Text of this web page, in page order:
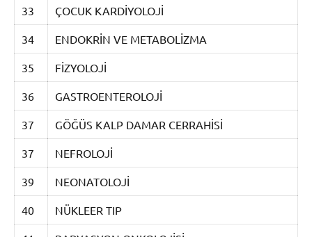
33 ÇOCUK KARDİYOLOJİ
34 ENDOKRİN VE METABOLİZMA
35 FİZYOLOJİ
36 GASTROENTEROLOJİ
37 GÖĞÜS KALP DAMAR CERRAHİSİ
37 NEFROLOJİ
39 NEONATOLOJİ
40 NÜKLEER TIP